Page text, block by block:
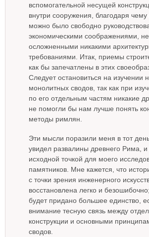
вспомогательной несущей
внутри сооружения, благодаря
можно было свободно
экономическими соображениями,
осложненными никакими
требованиями. Итак, приемы
как бы запечатлены в этих
Следует остановиться на изучении
монолитных сводов, так как при
по его отдельным частям никакие
не помогли бы нам лучше понять
методы римлян.
Эти мысли поразили меня в тот
увидел развалины древнего Рима,
исходной точкой для моего
памятников. Мне кажется, что
с точки зрения инженерного
восстановлена легко и
будет придано большее единство,
внимание тесную связь между
конструкции и основными
сводов.